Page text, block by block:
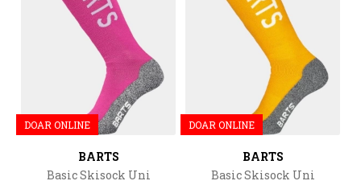
DOAR ONLINE
BARTS
Basic Skisock Uni
DOAR ONLINE
BARTS
Basic Skisock Uni